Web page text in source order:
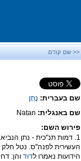
<< שם קודם
שם בעברית: נָתָן
שם באנגלית: Natan
פירוש השם:
1. דמות תנ"כית - נתן הנביא, פעל בתקופת המלכים
העשירית לפנה"ס. נטל
הידועות נאמרו לדוד והן: